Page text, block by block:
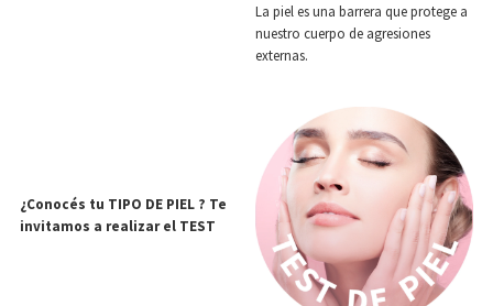
La piel es una barrera que protege a
nuestro cuerpo de agresiones
externas.
¿Conocés tu TIPO DE PIEL ? Te
invitamos a realizar el TEST